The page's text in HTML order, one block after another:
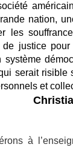
nation,
les
de justice
système
serait risible
et
à